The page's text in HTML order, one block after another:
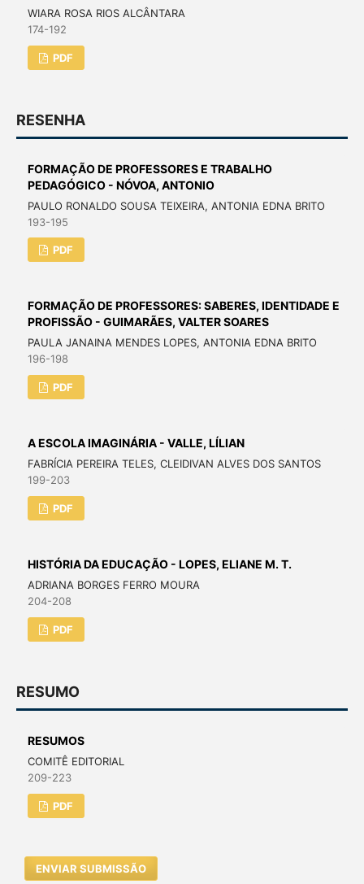
WIARA ROSA RIOS ALCÂNTARA
174-192
PDF
RESENHA
FORMAÇÃO DE PROFESSORES E TRABALHO
PEDAGÓGICO - NÓVOA, ANTONIO
PAULO RONALDO SOUSA TEIXEIRA, ANTONIA EDNA BRITO
193-195
PDF
FORMAÇÃO DE PROFESSORES: SABERES, IDENTIDADE E
PROFISSÃO - GUIMARÃES, VALTER SOARES
PAULA JANAINA MENDES LOPES, ANTONIA EDNA BRITO
196-198
PDF
A ESCOLA IMAGINÁRIA - VALLE, LÍLIAN
FABRÍCIA PEREIRA TELES, CLEIDIVAN ALVES DOS SANTOS
199-203
PDF
HISTÓRIA DA EDUCAÇÃO - LOPES, ELIANE M. T.
ADRIANA BORGES FERRO MOURA
204-208
PDF
RESUMO
RESUMOS
COMITÊ EDITORIAL
209-223
PDF
ENVIAR SUBMISSÃO